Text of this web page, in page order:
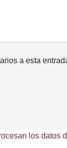
a esta
los datos